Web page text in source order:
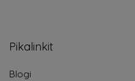
Pikalinkit
Blogi